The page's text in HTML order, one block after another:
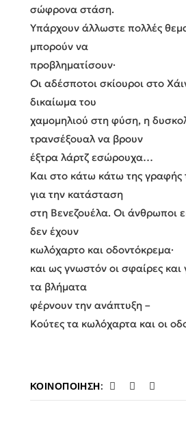
σώφρονα στάση.
Υπάρχουν άλλωστε πολλές
μπορούν να
προβληματίσουν·
Οι αδέσποτοι σκίουροι στο
δικαίωμα του
χαμομηλιού στη φύση, η
τρανσέξουαλ να βρουν
έξτρα λάρτζ εσώρουχα…
Και στο κάτω κάτω της γραφής
για την κατάσταση
στη Βενεζουέλα. Οι άνθρωποι
δεν έχουν
κωλόχαρτο και οδοντόκρεμα·
και ως γνωστόν οι σφαίρες και
τα βλήματα
φέρνουν την ανάπτυξη –
Κούτες τα κωλόχαρτα και οι
ΚΟΙΝΟΠΟΊΗΣΗ: